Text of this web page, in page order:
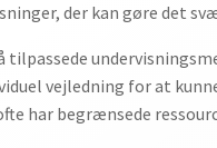
der kan gøre det
vejledning for at
har begrænsede